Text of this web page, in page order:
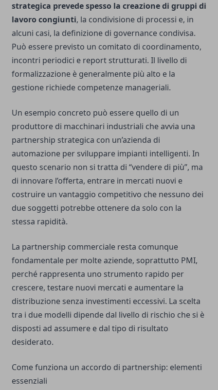
strategica prevede spesso la creazione di gruppi di
lavoro congiunti, la condivisione di processi e, in
alcuni casi, la definizione di governance condivisa.
Può essere previsto un comitato di coordinamento,
incontri periodici e report strutturati. Il livello di
formalizzazione è generalmente più alto e la
gestione richiede competenze manageriali.
Un esempio concreto può essere quello di un
produttore di macchinari industriali che avvia una
partnership strategica con un’azienda di
automazione per sviluppare impianti intelligenti. In
questo scenario non si tratta di “vendere di più”, ma
di innovare l’offerta, entrare in mercati nuovi e
costruire un vantaggio competitivo che nessuno dei
due soggetti potrebbe ottenere da solo con la
stessa rapidità.
La partnership commerciale resta comunque
fondamentale per molte aziende, soprattutto PMI,
perché rappresenta uno strumento rapido per
crescere, testare nuovi mercati e aumentare la
distribuzione senza investimenti eccessivi. La scelta
tra i due modelli dipende dal livello di rischio che si è
disposti ad assumere e dal tipo di risultato
desiderato.
Come funziona un accordo di partnership: elementi
essenziali